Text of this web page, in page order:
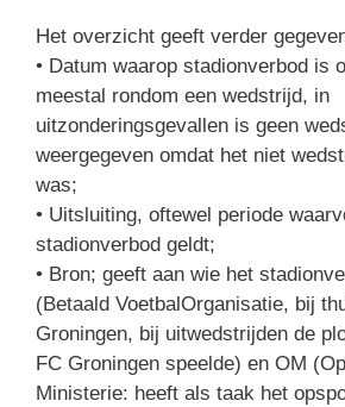
Het overzicht geeft verder
• Datum waarop stadionverbod is
meestal rondom een wedstrijd, in
uitzonderingsgevallen is geen
weergegeven omdat het niet
was;
• Uitsluiting, oftewel periode
stadionverbod geldt;
• Bron; geeft aan wie het
(Betaald VoetbalOrganisatie, bij
Groningen, bij uitwedstrijden de
FC Groningen speelde) en OM
Ministerie: heeft als taak het